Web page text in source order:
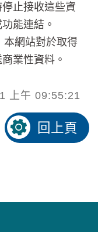
止接收這些資
能連結。
本網站對於取得
業性資料。
上午 09:55:21
回上頁